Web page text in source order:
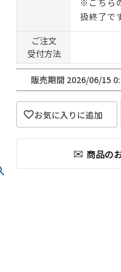
※こちら
扱終了で
ご注文
受付方法
販売期間 2026/06/15